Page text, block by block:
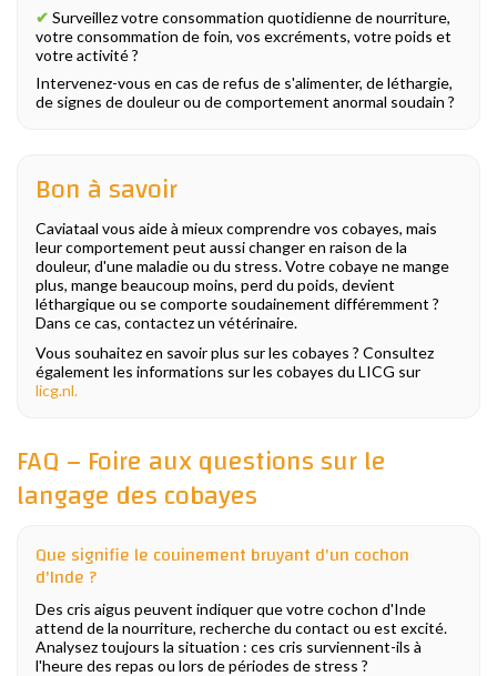
✔ Surveillez votre consommation quotidienne de nourriture,
votre consommation de foin, vos excréments, votre poids et
votre activité ?
Intervenez-vous en cas de refus de s'alimenter, de léthargie,
de signes de douleur ou de comportement anormal soudain ?
Bon à savoir
Caviataal vous aide à mieux comprendre vos cobayes, mais
leur comportement peut aussi changer en raison de la
douleur, d'une maladie ou du stress. Votre cobaye ne mange
plus, mange beaucoup moins, perd du poids, devient
léthargique ou se comporte soudainement différemment ?
Dans ce cas, contactez un vétérinaire.
Vous souhaitez en savoir plus sur les cobayes ? Consultez
également les informations sur les cobayes du LICG sur
licg.nl.
FAQ – Foire aux questions sur le
langage des cobayes
Que signifie le couinement bruyant d'un cochon
d'Inde ?
Des cris aigus peuvent indiquer que votre cochon d'Inde
attend de la nourriture, recherche du contact ou est excité.
Analysez toujours la situation : ces cris surviennent-ils à
l'heure des repas ou lors de périodes de stress ?